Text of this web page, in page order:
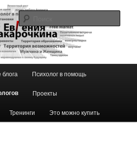
Макарочкиной
Психолог в помощь
Проекты
Тренинги Это можно купить